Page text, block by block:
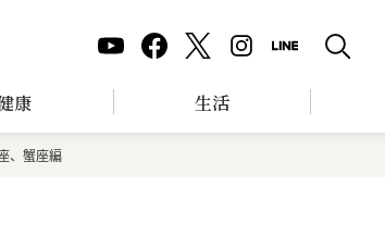
康 生活
、蟹座編